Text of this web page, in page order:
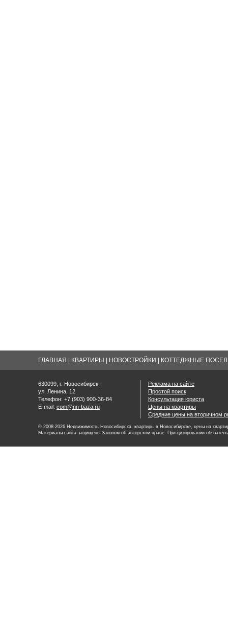
ГЛАВНАЯ КВАРТИРЫ НОВОСТРОЙКИ КОТТЕДЖНЫЕ
630099, г. Новосибирск,
ул. Ленина, 12
Телефон: +7 (903) 900-36-84
E-mail: com@nn-baza.ru
Реклама на сайте
Простой поиск
Консультация юриста
Цены на квартиры
Средние цены на вторичном
© 2008-2026 Недвижимость Новосибирска, квартиры в Новосибирске, цены на
Материалы сайта защищены Законом об авторском праве. При цитировании